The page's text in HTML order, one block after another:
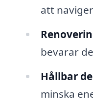
att
bevarar
Hållbar
minska